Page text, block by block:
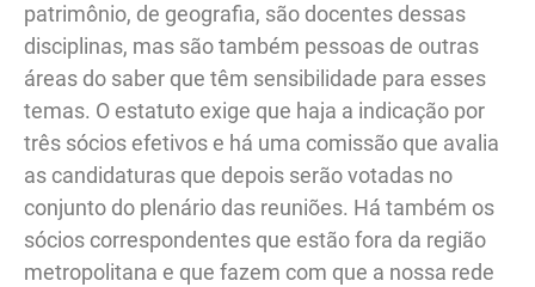
patrimônio, de geografia, são docentes dessas
disciplinas, mas são também pessoas de outras
áreas do saber que têm sensibilidade para esses
temas. O estatuto exige que haja a indicação por
três sócios efetivos e há uma comissão que avalia
as candidaturas que depois serão votadas no
conjunto do plenário das reuniões. Há também os
sócios correspondentes que estão fora da região
metropolitana e que fazem com que a nossa rede